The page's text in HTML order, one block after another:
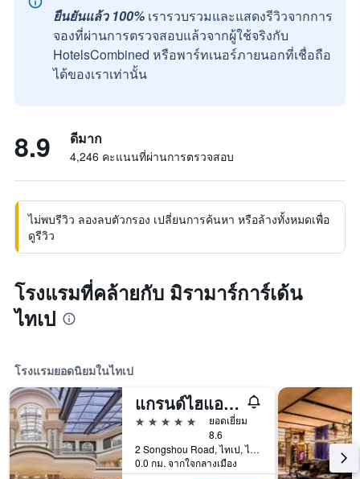
ยืนยันแล้ว 100% เรารวบรวมและแสดงรีวิวจากการ
จองที่ผ่านการตรวจสอบแล้วจากผู้ใช้จริงกับ
HotelsCombined หรือพาร์ทเนอร์ภายนอกที่เชื่อถือ
ได้ของเราเท่านั้น
8.9 ดีมาก
4,246 คะแนนที่ผ่านการตรวจสอบ
ไม่พบรีวิว ลองลบตัวกรอง เปลี่ยนการค้นหา หรือล้างทั้งหมดเพื่อ
ดูรีวิว
โรงแรมที่คล้ายกับ มิรามาร์การ์เด้น
ไทเป
โรงแรมยอดนิยมในไทเป
แกรนด์ไฮแอท ไทเป
5 ดาว
ยอดเยี่ยม
8.6
2 Songshou Road, ไทเป, ไต้หวัน
0.0 กม. จากใจกลางเมือง